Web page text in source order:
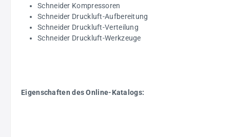
Schneider Kompressoren
Schneider Druckluft-Aufbereitung
Schneider Druckluft-Verteilung
Schneider Druckluft-Werkzeuge
Eigenschaften des Online-Katalogs: